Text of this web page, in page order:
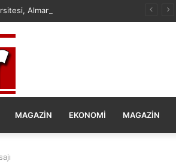
MAGAZIN EKONOMI MAGAZIN